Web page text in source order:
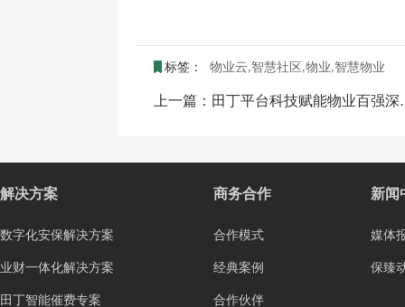
标签： 物业云,智慧社区,物业,智慧物业
上一篇： 田丁平台科技赋能物业百强深圳保利物业，智慧化升级成效显著
解决方案
数字化安保解决方案
业财一体化解决方案
田丁智能催费专案
商务合作
合作模式
经典案例
合作伙伴
新闻
媒体
保臻